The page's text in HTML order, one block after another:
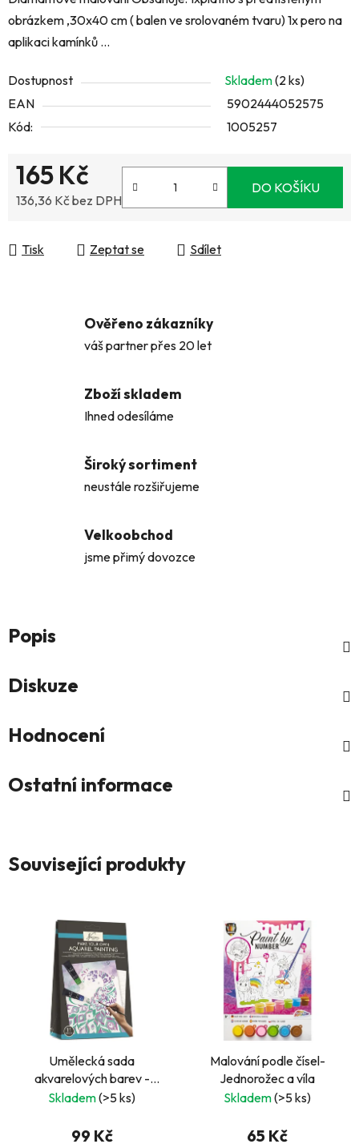
obrázkem ,30x40 cm ( balen ve srolovaném tvaru) 1x pero na
aplikaci kamínků ...
Dostupnost Skladem(2 ks)
EAN
5902444052575
Kód:
1005257
165 Kč
136,36 Kč bez DPH
DO KOŠÍKU
Tisk Zeptat se Sdílet
Ověřeno zákazníky
váš partner přes 20 let
Zboží skladem
Ihned odesíláme
Široký sortiment
neustále rozšiřujeme
Velkoobchod
jsme přimý dovozce
Popis
Diskuze
Hodnocení
Ostatní informace
Související produkty
Umělecká sada
akvarelových barev -
zvířata
Skladem(>5 ks)
99 Kč
Malování podle čísel-
Jednorožec a víla
Skladem(>5 ks)
65 Kč